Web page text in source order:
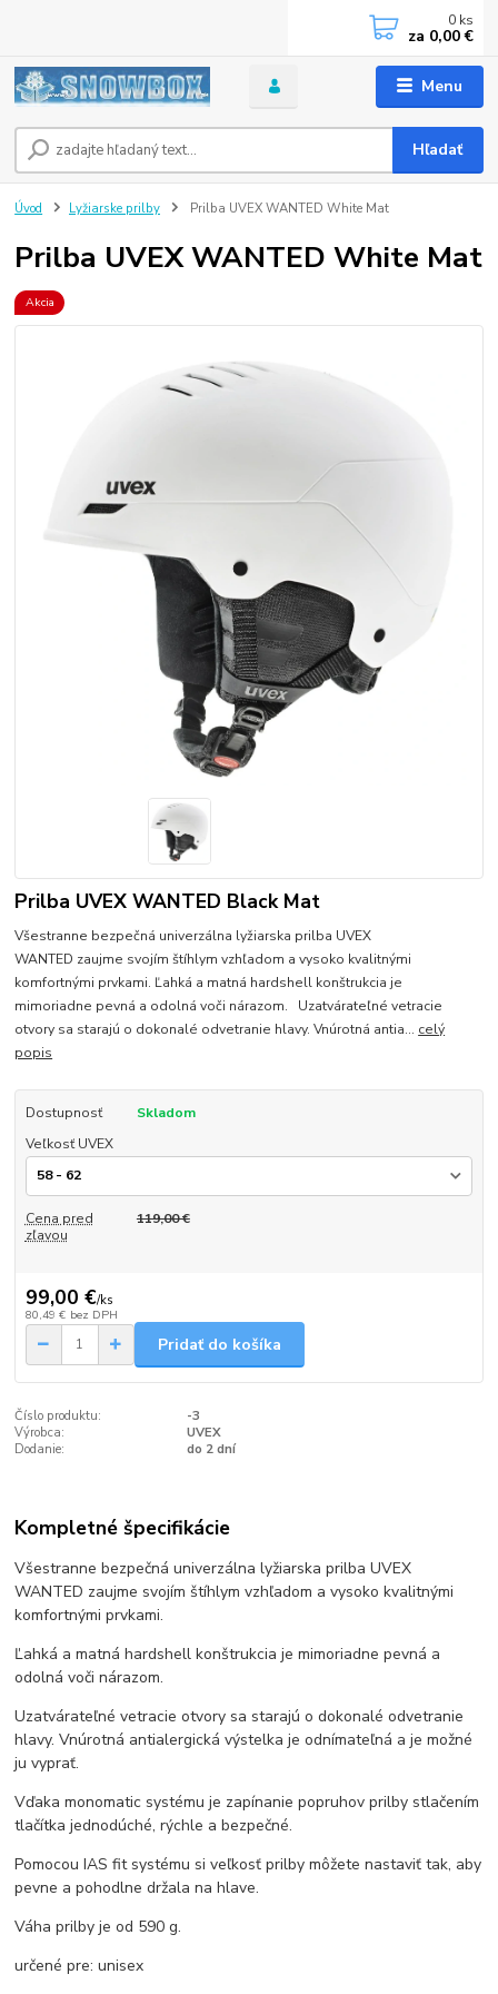
Menu
Hľadať
0 ks
za 0,00 €
Úvod Lyžiarske prilby Prilba UVEX WANTED White Mat
Prilba UVEX WANTED White Mat
Akcia
Prilba UVEX WANTED Black Mat
Všestranne bezpečná univerzálna lyžiarska prilba UVEX
WANTED zaujme svojím štíhlym vzhľadom a vysoko kvalitnými
komfortnými prvkami. Ľahká a matná hardshell konštrukcia je
mimoriadne pevná a odolná voči nárazom. Uzatvárateľné vetracie
otvory sa starajú o dokonalé odvetranie hlavy. Vnúrotná antia... celý
popis
Dostupnosť
Skladom
Veľkosť UVEX
Cena pred
zľavou
119,00 €
99,00 €/ks
80,49 € bez DPH
Pridať do košíka
Číslo produktu:
-3
Výrobca:
UVEX
Dodanie:
do 2 dní
Kompletné špecifikácie
Všestranne bezpečná univerzálna lyžiarska prilba UVEX
WANTED zaujme svojím štíhlym vzhľadom a vysoko kvalitnými
komfortnými prvkami.
Ľahká a matná hardshell konštrukcia je mimoriadne pevná a
odolná voči nárazom.
Uzatvárateľné vetracie otvory sa starajú o dokonalé odvetranie
hlavy. Vnúrotná antialergická výstelka je odnímateľná a je možné
ju vyprať.
Vďaka monomatic systému je zapínanie popruhov prilby stlačením
tlačítka jednodúché, rýchle a bezpečné.
Pomocou IAS fit systému si veľkosť prilby môžete nastaviť tak, aby
pevne a pohodlne držala na hlave.
Váha prilby je od 590 g.
určené pre: unisex